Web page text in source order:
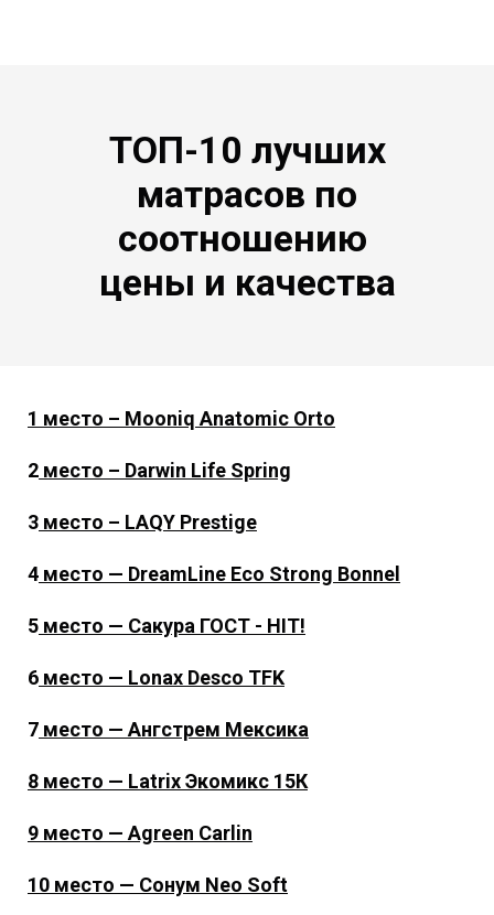
ТОП-10 лучших
матрасов по
соотношению
цены и качества
1 место – Mooniq Anatomic Orto
2 место – Darwin Life Spring
3 место – LAQY Prestige
4 место — DreamLine Eco Strong Bonnel
5 место — Сакура ГОСТ - HIT!
6 место — Lonax Desco TFK
7 место — Ангстрем Мексика
8 место — Latrix Экомикс 15К
9 место — Agreen Carlin
10 место — Сонум Neo Soft